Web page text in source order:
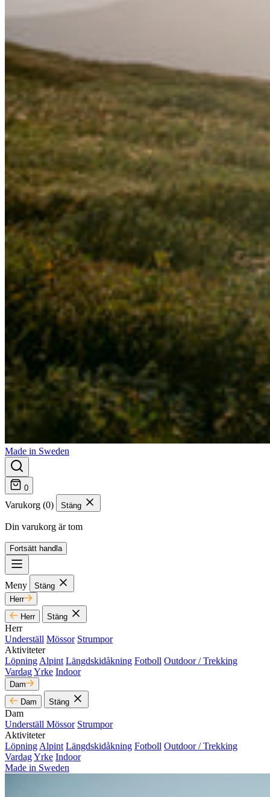
Made in Sweden
0
Varukorg (0) Stäng
Din varukorg är tom
Fortsätt handla
Meny
Stäng
Herr
Herr
Stäng
Herr
Underställ Mössor Strumpor
Aktiviteter
Löpning Alpint Längdskidåkning Fotboll Outdoor / Trekking
VardagYrke Indoor
Dam
Dam
Stäng
Dam
Underställ Mössor Strumpor
Aktiviteter
Löpning Alpint Längdskidåkning Fotboll Outdoor / Trekking
VardagYrke Indoor
Made in Sweden